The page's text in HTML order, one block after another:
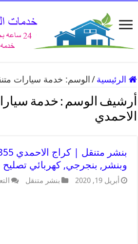
الرئيسية / الوسم: خدمة سيارات
أرشيف الوسم : خدمة
الاحمدي
وبنشر, بنجرجي, كهربائي
أبريل 19, 2020 بنشر متنقل